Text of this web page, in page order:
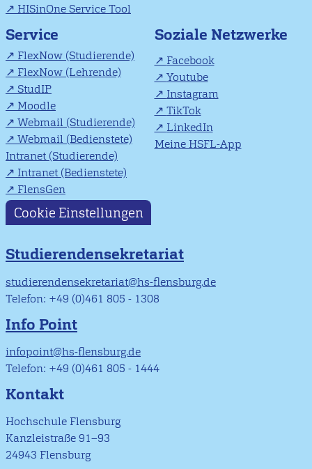
HISinOne Service Tool
Service
FlexNow (Studierende)
FlexNow (Lehrende)
StudIP
Moodle
Webmail (Studierende)
Webmail (Bedienstete)
Intranet (Studierende)
Intranet (Bedienstete)
FlensGen
Soziale Netzwerke
Facebook
Youtube
Instagram
TikTok
LinkedIn
Meine HSFL-App
Cookie Einstellungen
Studierendensekretariat
studierendensekretariat@hs-flensburg.de
Telefon: +49 (0)461 805 - 1308
Info Point
infopoint@hs-flensburg.de
Telefon: +49 (0)461 805 - 1444
Kontakt
Hochschule Flensburg
Kanzleistraße 91–93
24943 Flensburg